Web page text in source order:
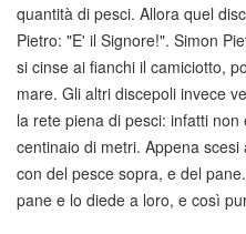
quantità di pesci. Allora quel
Pietro: "E' il Signore!". Simon
si cinse ai fianchi il camiciotto,
mare. Gli altri discepoli invece
la rete piena di pesci: infatti
centinaio di metri. Appena
con del pesce sopra, e del
pane e lo diede a loro, e così